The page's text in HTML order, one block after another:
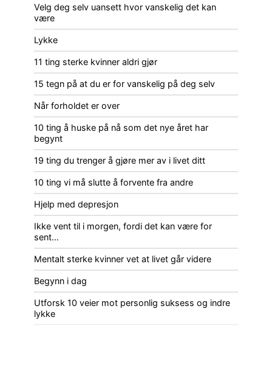
Velg deg selv uansett hvor vanskelig det kan
være
Lykke
11 ting sterke kvinner aldri gjør
15 tegn på at du er for vanskelig på deg selv
Når forholdet er over
10 ting å huske på nå som det nye året har
begynt
19 ting du trenger å gjøre mer av i livet ditt
10 ting vi må slutte å forvente fra andre
Hjelp med depresjon
Ikke vent til i morgen, fordi det kan være for
sent…
Mentalt sterke kvinner vet at livet går videre
Begynn i dag
Utforsk 10 veier mot personlig suksess og indre
lykke